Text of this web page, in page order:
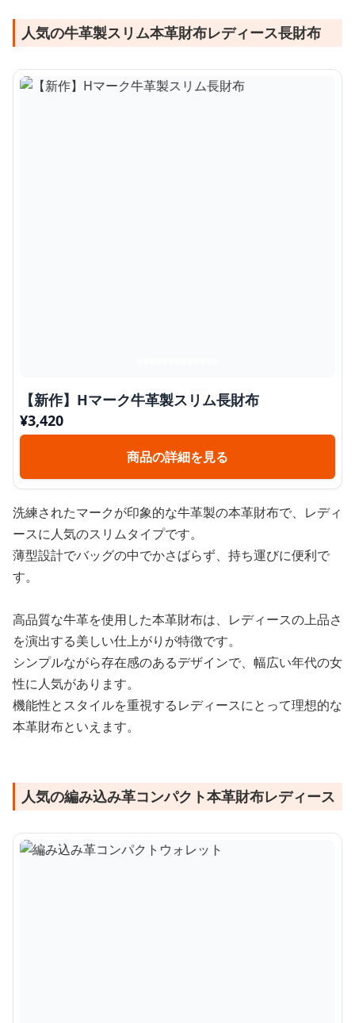
人気の牛革製スリム本革財布レディース長財布
【新作】Hマーク牛革製スリム長財布
¥3,420
商品の詳細を見る
洗練されたマークが印象的な牛革製の本革財布で、レディ
ースに人気のスリムタイプです。
薄型設計でバッグの中でかさばらず、持ち運びに便利で
す。
高品質な牛革を使用した本革財布は、レディースの上品さ
を演出する美しい仕上がりが特徴です。
シンプルながら存在感のあるデザインで、幅広い年代の女
性に人気があります。
機能性とスタイルを重視するレディースにとって理想的な
本革財布といえます。
人気の編み込み革コンパクト本革財布レディース